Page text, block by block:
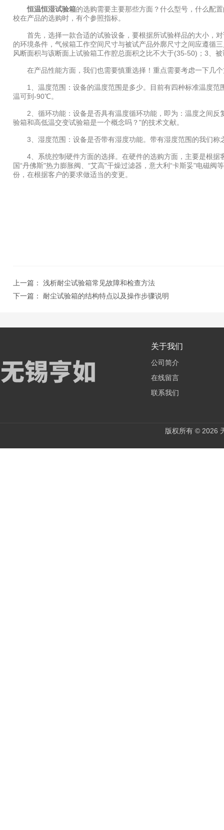
恒温恒湿试验箱的选购需要主要那些方面？什么型号，什么配
校在产品的选购时，有个参照指标。
首先，选择一款合适的试验设备，要根据所试验样品的大小，对
的环境条件，气候箱工作空间尺寸与被试产品外廓尺寸之间应遵循
风断面积与该断面上试验箱工作腔总面积之比不大于(35-50)；3、
在产品性能方面，我们也需要慎重选择！重点需要考虑一下几个
1、温度范围：设备的温度范围是多少。目前有四种标准温度
温可到-90℃。
2、循环功能：设备是否具有温度循环功能，即为：温度之间反
验箱和高低温交变试验箱是一个概念吗？"的技术文献。
3、湿度范围：设备是否带有湿度功能。带有湿度范围的我们称
4、系统控制硬件方面的选择。在硬件的选购方面，主要是根据
国“丹佛斯"热力膨胀阀、“艾高"干燥过滤器，意大利“卡斯妥"电磁
份，在根据客户的要求做适当的变更。
上一篇： 浅析耐尘试验箱常见故障和检查方法
下一篇： 耐尘试验箱的结构特点以及操作步骤说明
关于我们
公司简介
在线留言
联系我们
版权所有 © 2026